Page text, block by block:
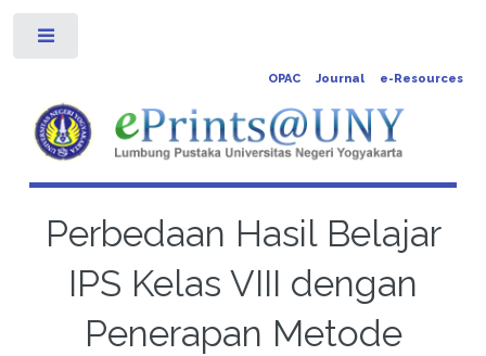
OPAC Journal e-Resources
Perbedaan Hasil Belajar
IPS Kelas VIII dengan
Penerapan Metode